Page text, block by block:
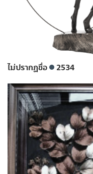
ไม่ปรากฎชื่อ 2534